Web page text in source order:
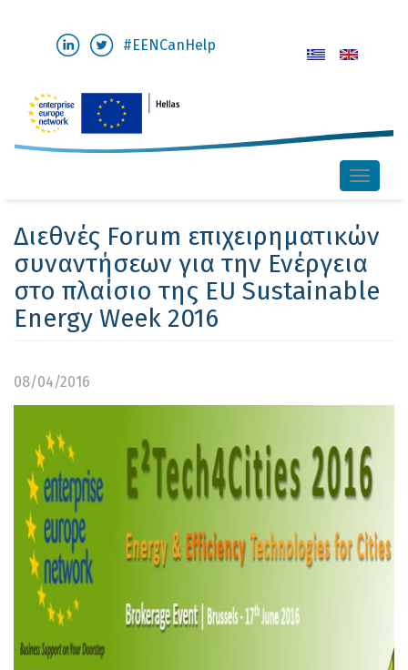
περιεχόμενο
#EENCanHelp
Toggle
Διεθνές Forum επιχειρηματικών
συναντήσεων για την Ενέργεια
στο πλαίσιο της EU Sustainable
Energy Week 2016
08/04/2016